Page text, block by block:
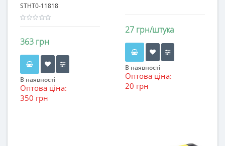
STHT0-11818
363 грн
В наявності
Оптова ціна:
350 грн
27 грн/штука
В наявності
Оптова ціна:
20 грн